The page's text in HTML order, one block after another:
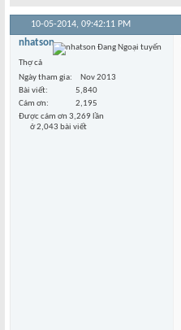
10-05-2014, 09:42:11 PM
nhatson
Thợ cả
Ngày tham gia
Nov 2013
Bài viết
5,840
Cám ơn
2,195
Được cám ơn 3,269 lần
ở 2,043 bài viết